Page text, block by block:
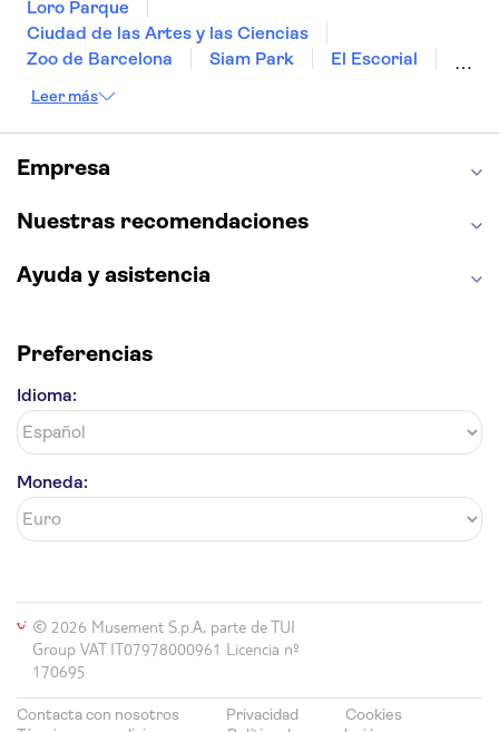
Loro Parque
Ciudad de las Artes y las Ciencias
Zoo de Barcelona
Siam Park
El Escorial
Cueva de Nerja
Capilla Sixtina
Montserrat
Museo del Louvre
Casa Batlló
Estadio Santiago Bernabéu
Leer más
Empresa
Nuestras recomendaciones
Ayuda y asistencia
Preferencias
Idioma:
Moneda:
© 2026 Musement S.p.A, parte de TUI
Group VAT IT07978000961 Licencia nº
170695
Contacta con nosotros Privacidad
Cookies